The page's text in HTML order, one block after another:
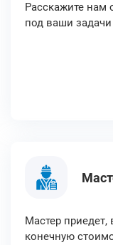
Расскажите нам
под ваши
Мастер приедет,
конечную